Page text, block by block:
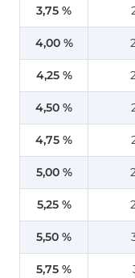
3,75 %
4,00 %
4,25 %
4,50 %
4,75 %
5,00 %
5,25 %
5,50 %
5,75 %